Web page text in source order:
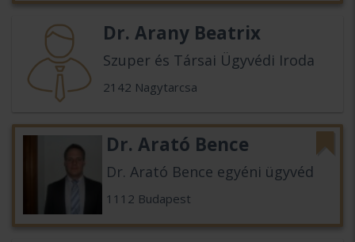
Dr. Arany Beatrix
Szuper és Társai Ügyvédi Iroda
2142 Nagytarcsa
Dr. Arató Bence
Dr. Arató Bence egyéni ügyvéd
1112 Budapest